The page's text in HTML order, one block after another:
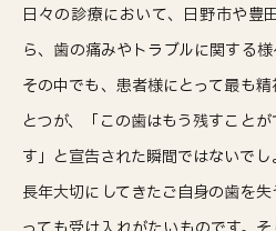
日々の診療において、日野市や豊
ら、歯の痛みやトラブルに関する様
その中でも、患者様にとって最も
とつが、「この歯はもう残すこと
す」と宣告された瞬間ではないでし
長年大切にしてきたご自身の歯を